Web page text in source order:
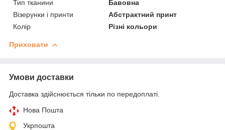
Тип тканини
Бавовна
Візерунки і принти
Абстрактний принт
Колір
Різні кольори
Приховати
Умови доставки
Доставка здійснюється тільки по передоплаті.
Нова Пошта
Укрпошта